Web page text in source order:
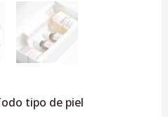
tipo de piel